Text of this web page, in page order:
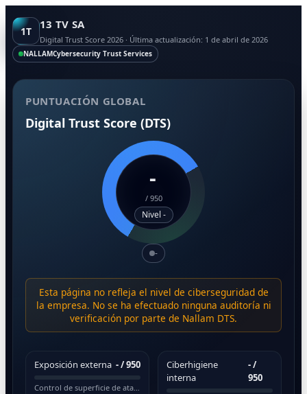
1T 13 TV SA
Digital Trust Score 2026 · Última actualización: 1 de abril de 2026
NALLAMCybersecurity Trust Services
PUNTUACIÓN GLOBAL
Digital Trust Score (DTS)
-
/ 950
Nivel -
-
Esta página no refleja el nivel de ciberseguridad de
la empresa. No se ha efectuado ninguna auditoría ni
verificación por parte de Nallam DTS.
Exposición externa -/ 950
Control de superficie de ataque pública
Ciberhigiene
interna
-/
950